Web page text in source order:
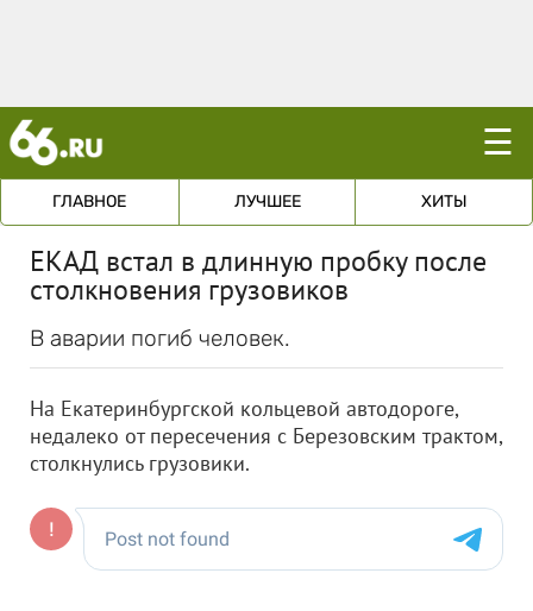
☰
ГЛАВНОЕ ЛУЧШЕЕ ХИТЫ
ЕКАД встал в длинную пробку после
столкновения грузовиков
В аварии погиб человек.
На Екатеринбургской кольцевой автодороге,
недалеко от пересечения с Березовским трактом,
столкнулись грузовики.